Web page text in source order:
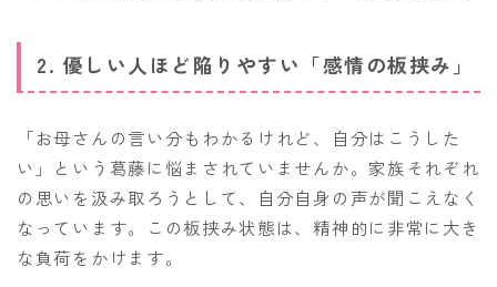
2. 優しい人ほど陥りやすい「感情の板挟み」
「お母さんの言い分もわかるけれど、自分はこうした
い」という葛藤に悩まされていませんか。家族それぞれ
の思いを汲み取ろうとして、自分自身の声が聞こえなく
なっています。この板挟み状態は、精神的に非常に大き
な負荷をかけます。